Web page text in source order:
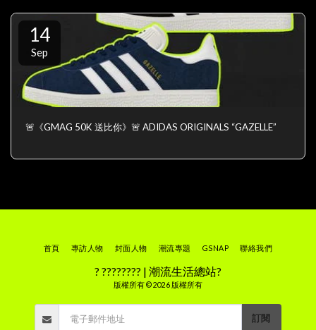
14
Sep
🚨《GMAG 50K 送比你》🚨 ADIDAS ORIGINALS “GAZELLE”
? ???????? | 潮流生活總站?
版權所有 © 2026 版權所有
首頁 專訪人物 封面人物 潮流專題 GSNAP 聯絡我們
訂閱